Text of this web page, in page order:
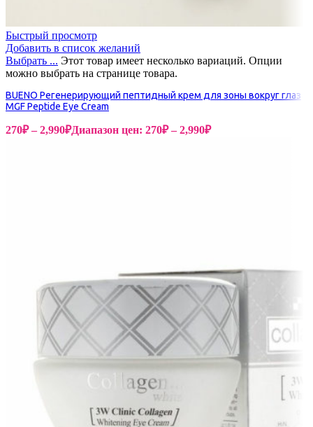
Быстрый просмотр
Добавить в список желаний
Выбрать ... Этот товар имеет несколько вариаций. Опции
можно выбрать на странице товара.
BUENO Регенерирующий пептидный крем для зоны вокруг глаз
MGF Peptide Eye Cream
270₽ – 2,990₽Диапазон цен: 270₽ – 2,990₽